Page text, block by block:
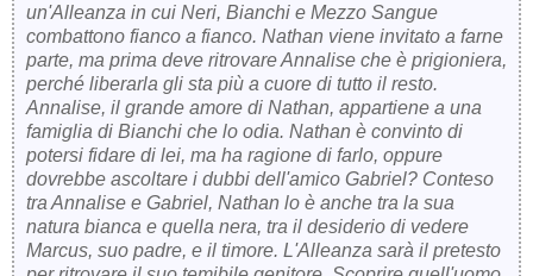
un'Alleanza in cui Neri, Bianchi e Mezzo Sangue
combattono fianco a fianco. Nathan viene invitato a farne
parte, ma prima deve ritrovare Annalise che è prigioniera,
perché liberarla gli sta più a cuore di tutto il resto.
Annalise, il grande amore di Nathan, appartiene a una
famiglia di Bianchi che lo odia. Nathan è convinto di
potersi fidare di lei, ma ha ragione di farlo, oppure
dovrebbe ascoltare i dubbi dell'amico Gabriel? Conteso
tra Annalise e Gabriel, Nathan lo è anche tra la sua
natura bianca e quella nera, tra il desiderio di vedere
Marcus, suo padre, e il timore. L'Alleanza sarà il pretesto